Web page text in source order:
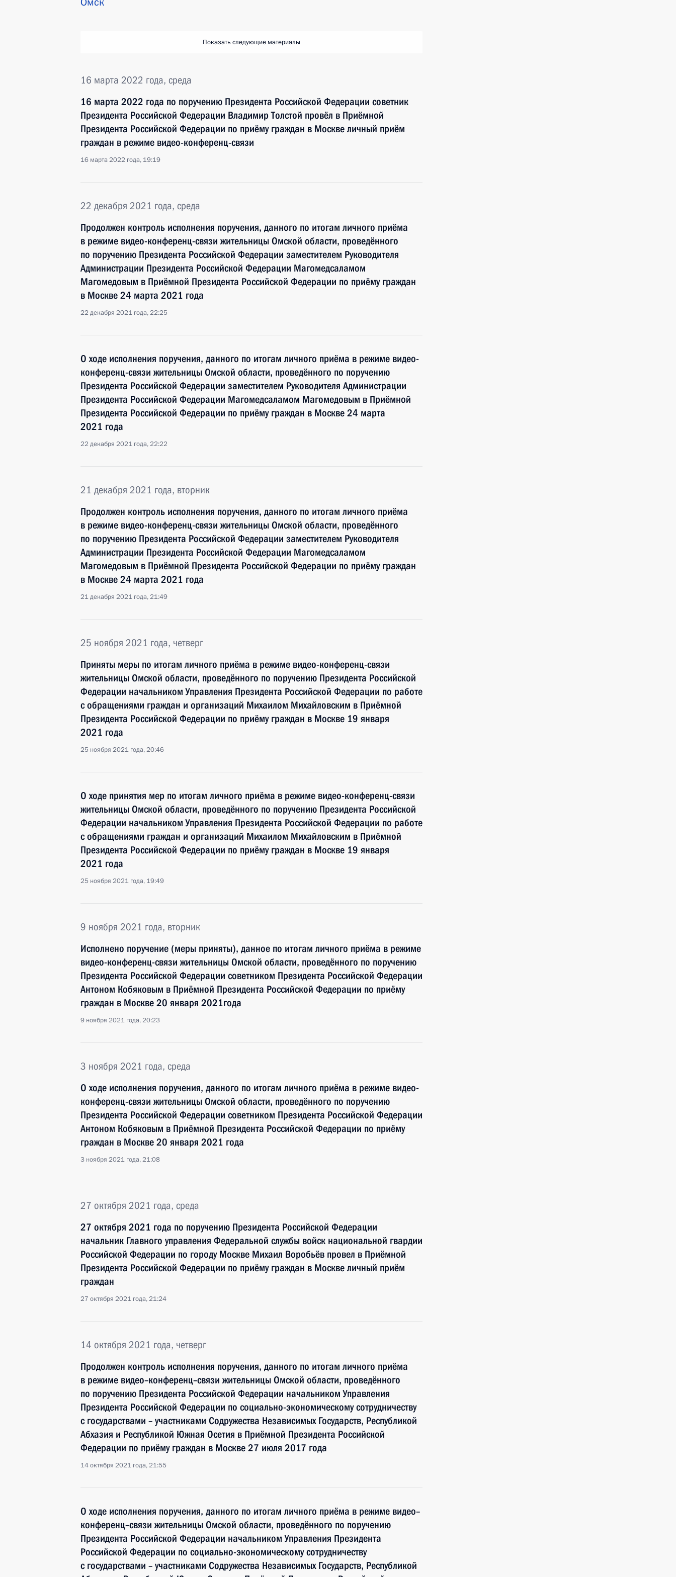
Показать следующие материалы
16 марта 2022 года, среда
16 марта 2022 года по поручению Президента Российской Федерации советник
Президента Российской Федерации Владимир Толстой провёл в Приёмной
Президента Российской Федерации по приёму граждан в Москве личный приём
граждан в режиме видео-конференц-связи
16 марта 2022 года, 19:19
22 декабря 2021 года, среда
Продолжен контроль исполнения поручения, данного по итогам личного приёма
в режиме видео-конференц-связи жительницы Омской области, проведённого
по поручению Президента Российской Федерации заместителем Руководителя
Администрации Президента Российской Федерации Магомедсаламом
Магомедовым в Приёмной Президента Российской Федерации по приёму граждан
в Москве 24 марта 2021 года
22 декабря 2021 года, 22:25
О ходе исполнения поручения, данного по итогам личного приёма в режиме видео-
конференц-связи жительницы Омской области, проведённого по поручению
Президента Российской Федерации заместителем Руководителя Администрации
Президента Российской Федерации Магомедсаламом Магомедовым в Приёмной
Президента Российской Федерации по приёму граждан в Москве 24 марта
2021 года
22 декабря 2021 года, 22:22
21 декабря 2021 года, вторник
Продолжен контроль исполнения поручения, данного по итогам личного приёма
в режиме видео-конференц-связи жительницы Омской области, проведённого
по поручению Президента Российской Федерации заместителем Руководителя
Администрации Президента Российской Федерации Магомедсаламом
Магомедовым в Приёмной Президента Российской Федерации по приёму граждан
в Москве 24 марта 2021 года
21 декабря 2021 года, 21:49
25 ноября 2021 года, четверг
Приняты меры по итогам личного приёма в режиме видео-конференц-связи
жительницы Омской области, проведённого по поручению Президента Российской
Федерации начальником Управления Президента Российской Федерации по работе
с обращениями граждан и организаций Михаилом Михайловским в Приёмной
Президента Российской Федерации по приёму граждан в Москве 19 января
2021 года
25 ноября 2021 года, 20:46
О ходе принятия мер по итогам личного приёма в режиме видео-конференц-связи
жительницы Омской области, проведённого по поручению Президента Российской
Федерации начальником Управления Президента Российской Федерации по работе
с обращениями граждан и организаций Михаилом Михайловским в Приёмной
Президента Российской Федерации по приёму граждан в Москве 19 января
2021 года
25 ноября 2021 года, 19:49
9 ноября 2021 года, вторник
Исполнено поручение (меры приняты), данное по итогам личного приёма в режиме
видео-конференц-связи жительницы Омской области, проведённого по поручению
Президента Российской Федерации советником Президента Российской Федерации
Антоном Кобяковым в Приёмной Президента Российской Федерации по приёму
граждан в Москве 20 января 2021года
9 ноября 2021 года, 20:23
3 ноября 2021 года, среда
О ходе исполнения поручения, данного по итогам личного приёма в режиме видео-
конференц-связи жительницы Омской области, проведённого по поручению
Президента Российской Федерации советником Президента Российской Федерации
Антоном Кобяковым в Приёмной Президента Российской Федерации по приёму
граждан в Москве 20 января 2021 года
3 ноября 2021 года, 21:08
27 октября 2021 года, среда
27 октября 2021 года по поручению Президента Российской Федерации
начальник Главного управления Федеральной службы войск национальной гвардии
Российской Федерации по городу Москве Михаил Воробьёв провел в Приёмной
Президента Российской Федерации по приёму граждан в Москве личный приём
граждан
27 октября 2021 года, 21:24
14 октября 2021 года, четверг
Продолжен контроль исполнения поручения, данного по итогам личного приёма
в режиме видео–конференц–связи жительницы Омской области, проведённого
по поручению Президента Российской Федерации начальником Управления
Президента Российской Федерации по социально-экономическому сотрудничеству
с государствами – участниками Содружества Независимых Государств, Республикой
Абхазия и Республикой Южная Осетия в Приёмной Президента Российской
Федерации по приёму граждан в Москве 27 июля 2017 года
14 октября 2021 года, 21:55
О ходе исполнения поручения, данного по итогам личного приёма в режиме видео–
конференц–связи жительницы Омской области, проведённого по поручению
Президента Российской Федерации начальником Управления Президента
Российской Федерации по социально-экономическому сотрудничеству
с государствами – участниками Содружества Независимых Государств, Республикой